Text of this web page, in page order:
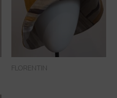
FLORENTIN